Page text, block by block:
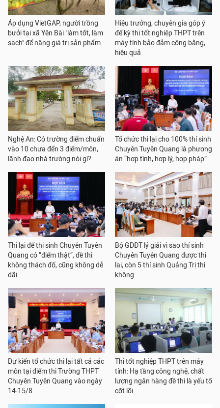
Áp dụng VietGAP, người trồng
bưởi tại xã Yên Bài "làm tốt, làm
sạch" để nâng giá trị sản phẩm
Hiệu trưởng, chuyên gia góp ý
để kỳ thi tốt nghiệp THPT trên
máy tính bảo đảm công bằng,
hiệu quả
Nghệ An: Có trường điểm chuẩn
vào 10 chưa đến 3 điểm/môn,
lãnh đạo nhà trường nói gì?
Tổ chức thi lại cho 100% thí sinh
Chuyên Tuyên Quang là phương
án “hợp tình, hợp lý, hợp pháp”
Thi lại để thi sinh Chuyên Tuyên
Quang có “điểm thật”, đề thi
không thách đố, cũng không dễ
dãi
Bộ GDĐT lý giải vì sao thí sinh
Chuyên Tuyên Quang được thi
lại, còn 5 thí sinh Quảng Trị thì
không
Dự kiến tổ chức thi lại tất cả các
môn tại điểm thi Trường THPT
Chuyên Tuyên Quang vào ngày
14-15/8
Thi tốt nghiệp THPT trên máy
tính: Hạ tầng công nghệ, chất
lượng ngân hàng đề thi là yếu tố
cốt lõi